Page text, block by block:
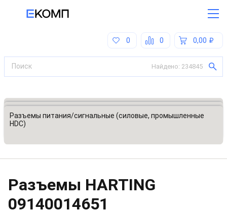
0,00
0
0
Найдено: 234845
Все категории
Разъемы, соединители
Разъемы питания/сигнальные (силовые, промышленные
HDC)
Разъeмы HARTING
09140014651